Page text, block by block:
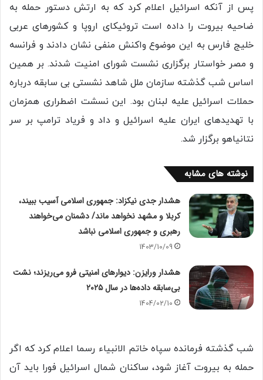
پس از آنکه اسرائیل اعلام کرد که به ارتش دستور حمله به
ضاحیه بیروت را داده است تروئیکای اروپا و کشورهای عربی
خلیج فارس به این موضوع واکنش منفی نشان دادند و فرانسه
و مصر خواستار برگزاری نشست شورای امنیت شدند. بر همین
اساس شب گذشته سازمان ملل شاهد نشستی بی سابقه درباره
حملات اسرائیل علیه لبنان بود. این نسشت اضطراری همزمان
با تهدیدهای ایران علیه اسرائیل و داد و فریاد ترامپ بر سر
نتانیاهو برگزار شد.
نوشته های مشابه
هشدار جدی نیکزاد: جمهوری اسلامی آسیب ببیند،
کربلا و مشهد نخواهد ماند/ دشمنان می‌خواهند
رهبری و جمهوری اسلامی نباشد
1403/10/09
هشدار ورایزن: دیوارهای امنیتی فرو می‌ریزند؛ نشت
بی‌سابقه داده‌ها در سال ۲۰۲۵
1404/02/10
شب گذشته فرمانده سپاه خاتم الانبیاء رسما اعلام کرد که اگر
حمله به بیروت آغاز شود، ساکنان شمال اسرائیل فورا باید آن